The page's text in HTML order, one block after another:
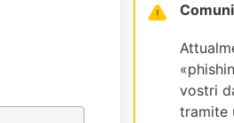
vostri
tramite